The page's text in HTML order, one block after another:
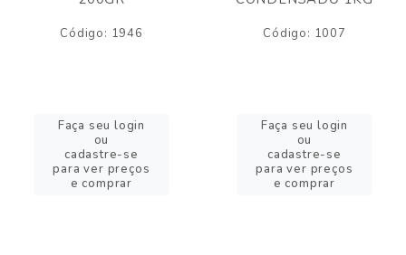
Código: 1946
Faça seu login
ou
cadastre-se
para ver preços
e comprar
Código: 1007
Faça seu login
ou
cadastre-se
para ver preços
e comprar